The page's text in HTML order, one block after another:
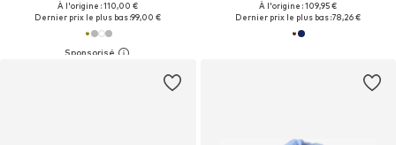
À l'origine : 110,00 €
Dernier prix le plus bas :99,00 €
À l'origine : 109,95 €
Dernier prix le plus bas :78,26 €